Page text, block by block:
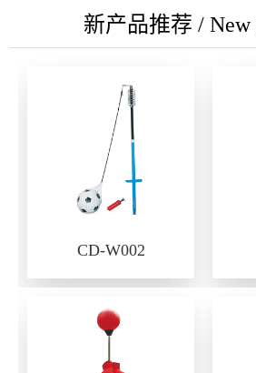
新产品推荐 / New
CD-W002